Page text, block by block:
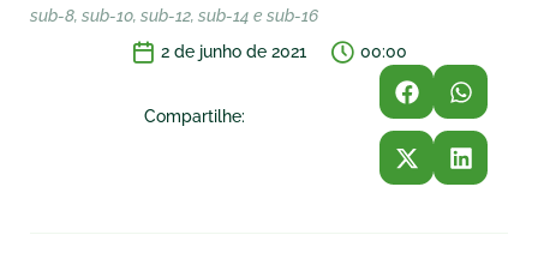
sub-8, sub-10, sub-12, sub-14 e sub-16
2 de junho de 2021
00:00
Compartilhe: